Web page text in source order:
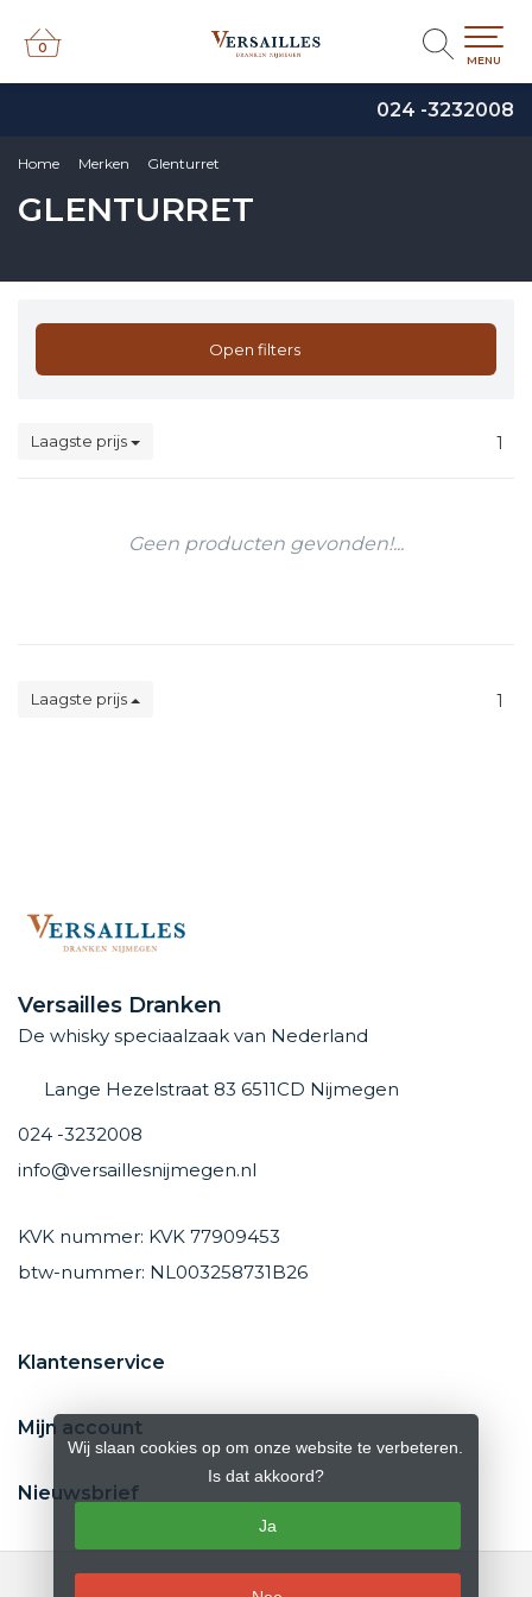
024 -3232008
0
0
MENU
Home Merken Glenturret
GLENTURRET
Open filters
Laagste prijs 1
Geen producten gevonden!...
Laagste prijs 1
Versailles Dranken
De whisky speciaalzaak van Nederland
Lange Hezelstraat 83 6511CD Nijmegen
024 -3232008
info@versaillesnijmegen.nl
KVK nummer: KVK 77909453
btw-nummer: NL003258731B26
Klantenservice
Mijn account
Nieuwsbrief
Wij slaan cookies op om onze website te verbeteren.
Is dat akkoord?
Ja